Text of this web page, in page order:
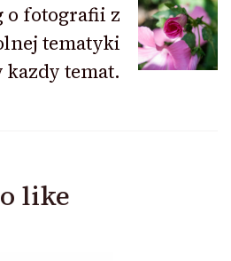
o fotografii z
tematyki
kazdy temat.
like